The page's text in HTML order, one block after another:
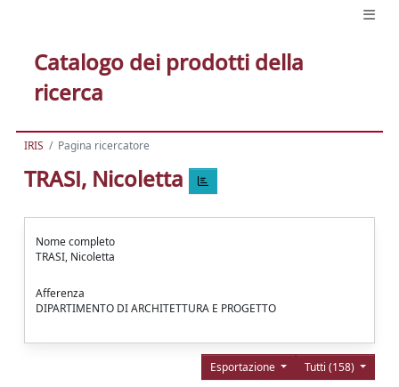
Catalogo dei prodotti della
ricerca
IRIS Pagina ricercatore
TRASI, Nicoletta
Nome completo
TRASI, Nicoletta
Afferenza
DIPARTIMENTO DI ARCHITETTURA E PROGETTO
Tutti (158)
Esportazione